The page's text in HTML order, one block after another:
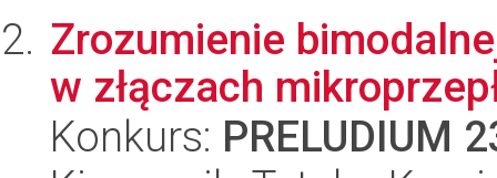
Zrozumienie
w złączach
Konkurs: PRELUDIUM